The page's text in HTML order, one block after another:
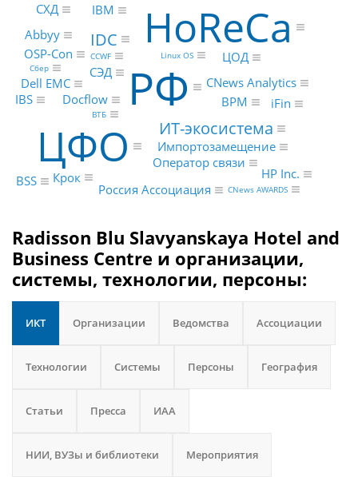
РФ
HoReCa
ЦФО ИТ-экосистема
IDC
BPM
СЭД
Импортозамещение
CNews Analytics
Docflow
IBM
СХД
ЦОД
Abbyy
OSP-Con
Оператор связи
Dell EMC
HP Inc.
IBS
BSS Крок
iFin
Россия Ассоциация
CCWF
ВТБ
Linux OS
Сбер
CNews AWARDS
Radisson Blu Slavyanskaya Hotel and
Business Centre и организации,
системы, технологии, персоны:
ИКТ Организации Ведомства Ассоциации
Технологии Системы Персоны География
Статьи Пресса ИАА
НИИ, ВУЗы и библиотеки Мероприятия